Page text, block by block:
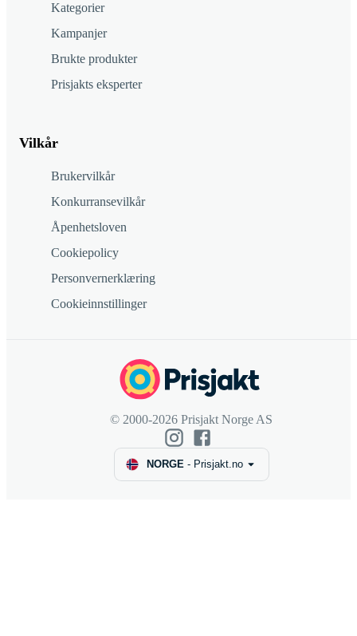
Kategorier
Kampanjer
Brukte produkter
Prisjakts eksperter
Vilkår
Brukervilkår
Konkurransevilkår
Åpenhetsloven
Cookiepolicy
Personvernerklæring
Cookieinnstillinger
© 2000-2026 Prisjakt Norge AS
NORGE- Prisjakt.no